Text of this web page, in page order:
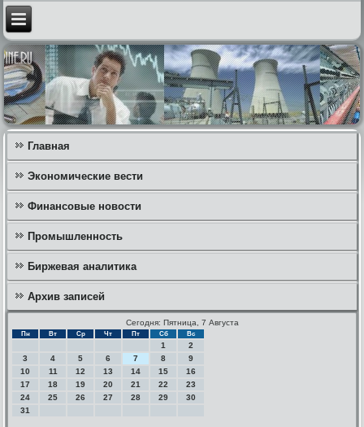
Главная
Экономические вести
Финансовые новости
Промышленность
Биржевая аналитика
Архив записей
Сегодня: Пятница, 7 Августа
Пн Вт Ср Чт Пт Сб Вс
1
2
3
4 5 6 7 8
9
10
11 12 13 14 15
16
17
18 19 20 21 22
23
24
25 26 27 28 29
30
31